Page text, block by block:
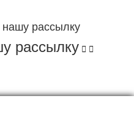
рассылку
рассылку  